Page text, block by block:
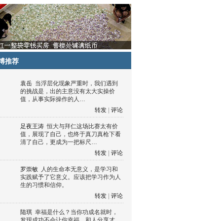
推荐
袁岳 当浮层化现象严重时，我们遇到
的挑战是，出的主意没有太大实操价
值，从事实际操作的人…
转发
评论
足夜王涛 恒大与拜仁这场比赛太有价
值，展现了自己，也终于真刀真枪下看
清了自己，更成为一把标尺…
转发
评论
罗崇敏 人的生命本无意义，是学习和
实践赋予了它意义。应该把学习作为人
生的习惯和信仰。
转发
评论
陆琪 幸福是什么？当你功成名就时，